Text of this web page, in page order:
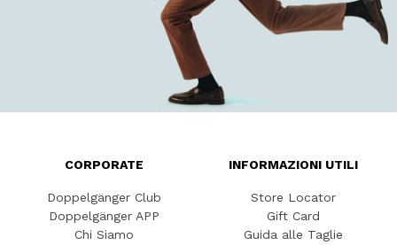
CORPORATE
Doppelgänger Club
Doppelgänger APP
Chi Siamo
INFORMAZIONI UTILI
Store Locator
Gift Card
Guida alle Taglie